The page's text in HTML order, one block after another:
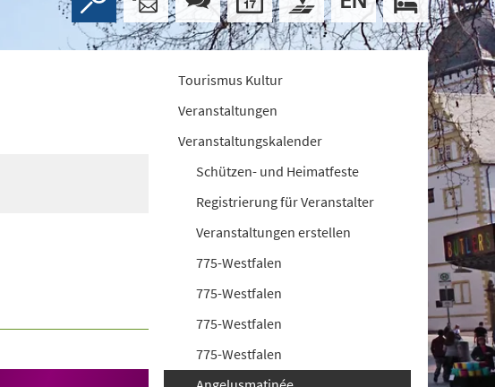
Tourismus Kultur
Veranstaltungen
Veranstaltungskalender
Schützen- und Heimatfeste
Registrierung für Veranstalter
Veranstaltungen erstellen
775-Westfalen
775-Westfalen
775-Westfalen
775-Westfalen